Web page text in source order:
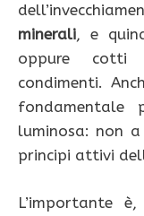
minerali, e
oppure cotti
condimenti.
fondamentale
luminosa: non
principi attivi
L’importante